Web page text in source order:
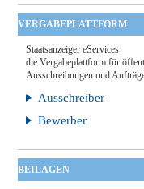
VERGABEPLATTFORM
Staatsanzeiger eServices
die Vergabeplattform für
Ausschreibungen und
Ausschreiber
Bewerber
BEILAGEN